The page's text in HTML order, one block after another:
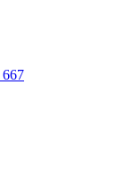
667